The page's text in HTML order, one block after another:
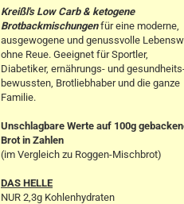
Kreißl's Low Carb & ketogene
Brotbackmischungenfür eine moderne,
ausgewogene und genussvolle
ohne Reue. Geeignet für Sportler,
Diabetiker, ernährungs- und
bewussten, Brotliebhaber und die ganze
Familie.
Unschlagbare Werte auf 100g
Brot in Zahlen
(im Vergleich zu Roggen-Mischbrot)
DAS HELLE
NUR 2,3g Kohlenhydraten